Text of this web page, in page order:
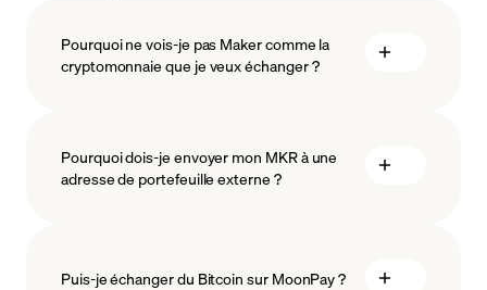
Pourquoi ne vois-je pas Maker comme la
cryptomonnaie que je veux échanger ?
Pourquoi dois-je envoyer mon MKR à une
adresse de portefeuille externe ?
Puis-je échanger du Bitcoin sur MoonPay ?